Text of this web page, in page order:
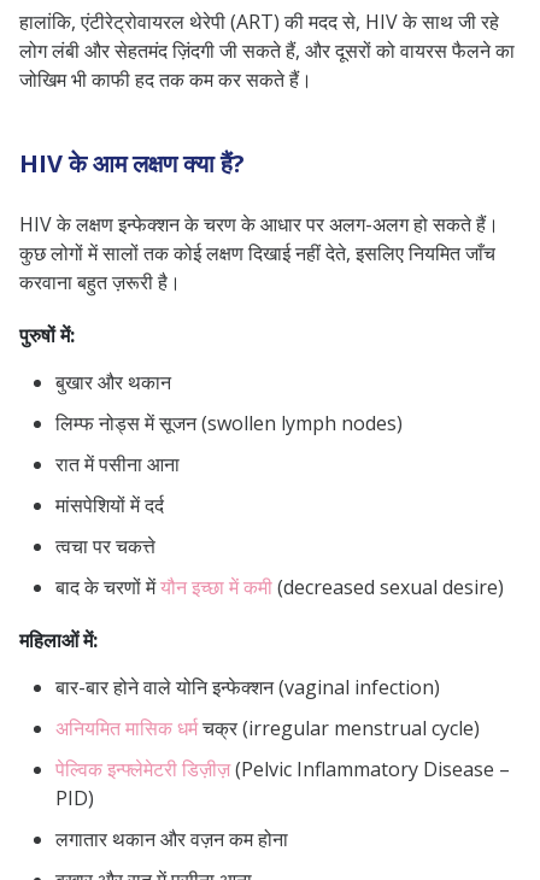
हालांकि, एंटीरेट्रोवायरल थेरेपी (ART) की मदद से, HIV के साथ जी रहे
लोग लंबी और सेहतमंद ज़िंदगी जी सकते हैं, और दूसरों को वायरस फैलने का
जोखिम भी काफी हद तक कम कर सकते हैं।
HIV के आम लक्षण क्या हैं?
HIV के लक्षण इन्फेक्शन के चरण के आधार पर अलग-अलग हो सकते हैं।
कुछ लोगों में सालों तक कोई लक्षण दिखाई नहीं देते, इसलिए नियमित जाँच
करवाना बहुत ज़रूरी है।
पुरुषों में:
बुखार और थकान
लिम्फ नोड्स में सूजन (swollen lymph nodes)
रात में पसीना आना
मांसपेशियों में दर्द
त्वचा पर चकत्ते
बाद के चरणों मेंयौन इच्छा में कमी(decreased sexual desire)
महिलाओं में:
बार-बार होने वाले योनि इन्फेक्शन (vaginal infection)
अनियमित मासिक धर्मचक्र (irregular menstrual cycle)
पेल्विक इन्फ्लेमेटरी डिज़ीज़(Pelvic Inflammatory Disease –
PID)
लगातार थकान और वज़न कम होना